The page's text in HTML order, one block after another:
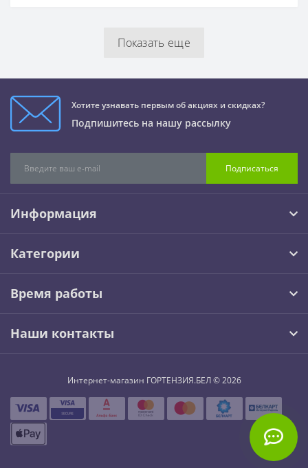
Показать еще
Хотите узнавать первым об акциях и скидках?
Подпишитесь на нашу рассылку
Подписаться
Информация
Категории
Время работы
Наши контакты
Интернет-магазин ГОРТЕНЗИЯ.БЕЛ © 2026